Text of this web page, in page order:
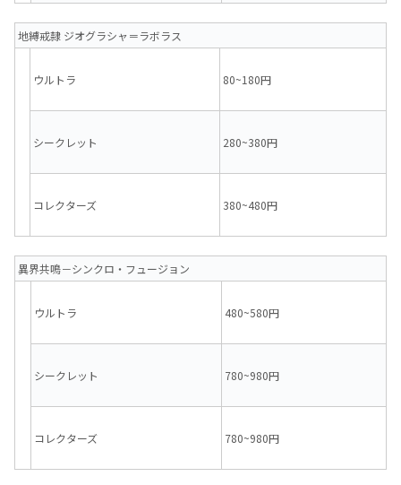
地縛戒隷 ジオグラシャ＝ラボラス
ウルトラ 80~180円
シークレット 280~380円
コレクターズ 380~480円
異界共鳴－シンクロ・フュージョン
ウルトラ 480~580円
シークレット 780~980円
コレクターズ 780~980円